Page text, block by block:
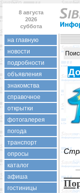
8 августа
2026
суббота
на главную
новости
подробности
объявления
знакомства
справочное
открытки
фотогалерея
погода
транспорт
опросы
каталог
афиша
гостиницы